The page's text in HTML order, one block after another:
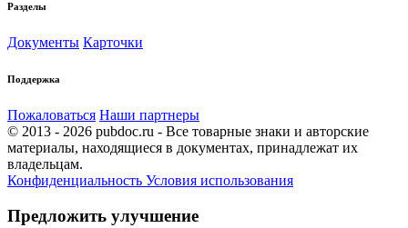
Разделы
Документы Карточки
Поддержка
Пожаловаться Наши партнеры
© 2013 - 2026 pubdoc.ru - Все товарные знаки и авторские
материалы, находящиеся в документах, принадлежат их
владельцам.
Конфиденциальность Условия использования
Предложить улучшение